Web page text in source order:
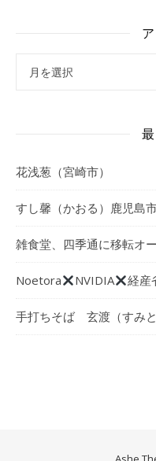
花浅葱（宮崎市）
すし馨（かおる）鹿児島
雑食堂、四季通に移転オ
Noetora NVIDIA 経産
手打ちそば 玄渡（すみ